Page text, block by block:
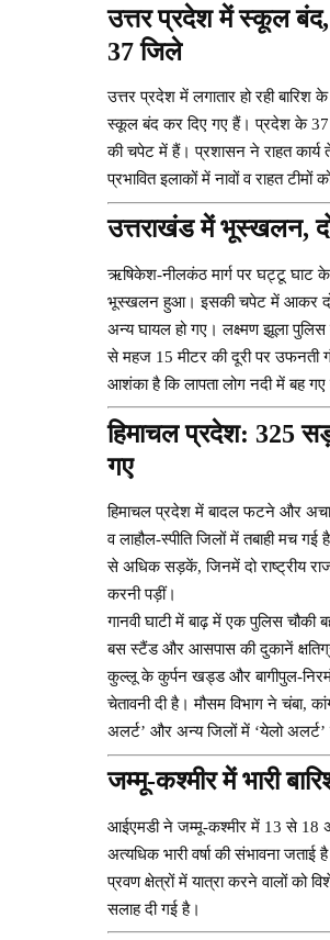
उत्तर प्रदेश में स्कूल
37 जिले
उत्तर प्रदेश में लगातार हो रही
स्कूल बंद कर दिए गए हैं। प्रदेश के 37
की चपेट में हैं। प्रशासन ने राहत
प्रभावित इलाकों में नावों व राहत टीमों
उत्तराखंड में भूस्खलन,
ऋषिकेश-नीलकंठ मार्ग पर घट्टू घाट के
भूस्खलन हुआ। इसकी चपेट में आकर दो
अन्य घायल हो गए। लक्ष्मण झूला
से महज 15 मीटर की दूरी पर उफनती
आशंका है कि लापता लोग नदी में बह गए
हिमाचल प्रदेश: 325
गए
हिमाचल प्रदेश में बादल फटने और
व लाहौल-स्पीति जिलों में तबाही मच
से अधिक सड़कें, जिनमें दो राष्ट्रीय
करनी पड़ीं।
गानवी घाटी में बाढ़ में एक पुलिस चौकी
बस स्टैंड और आसपास की दुकानें
कुल्लू के कुर्पन खड्ड और बागीपुल-
चेतावनी दी है। मौसम विभाग ने चंबा,
अलर्ट’ और अन्य जिलों में ‘येलो अलर्ट’
जम्मू-कश्मीर में भारी
आईएमडी ने जम्मू-कश्मीर में 13 से 18
अत्यधिक भारी वर्षा की संभावना
प्रवण क्षेत्रों में यात्रा करने वालों को
सलाह दी गई है।